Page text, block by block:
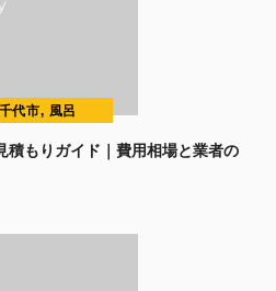
代市, 風呂
積もりガイド｜費用相場と業者の